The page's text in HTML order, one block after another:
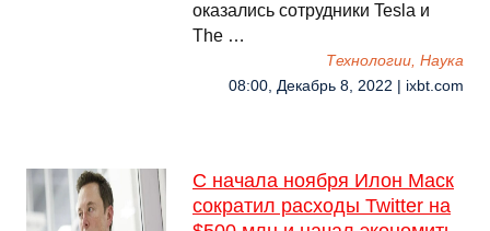
оказались сотрудники Tesla и
The …
Технологии, Наука
08:00, Декабрь 8, 2022 | ixbt.com
С начала ноября Илон Маск
сократил расходы Twitter на